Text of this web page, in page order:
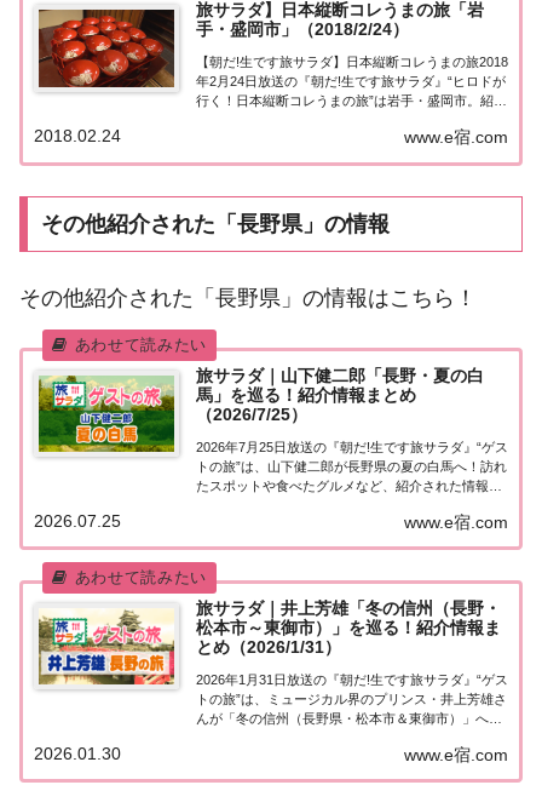
旅サラダ】日本縦断コレうまの旅「岩
手・盛岡市」（2018/2/24）
【朝だ!生です旅サラダ】日本縦断コレうまの旅2018
年2月24日放送の『朝だ!生です旅サラダ』“ヒロドが
行く！日本縦断コレうまの旅”は岩手・盛岡市。紹介
市」「ヒロドが行く！日本縦断コレうまの旅」今週
は岩手・盛岡市へ！ 国内・海外旅行はエ...
www.e宿.com
2018.02.24
その他紹介された「長野県」の情報
その他紹介された「長野県」の情報はこちら！
旅サラダ｜山下健二郎「長野・夏の白
馬」を巡る！紹介情報まとめ
（2026/7/25）
2026年7月25日放送の『朝だ!生です旅サラダ』“ゲス
トの旅”は、山下健二郎が長野県の夏の白馬へ！訪れ
たスポットや食べたグルメなど、紹介された情報を
「長野県」夏の白馬今日の“ゲストの旅”は三代目 J
SOUL BROTHERSのパフ...
www.e宿.com
2026.07.25
旅サラダ｜井上芳雄「冬の信州（長野・
松本市～東御市）」を巡る！紹介情報ま
とめ（2026/1/31）
2026年1月31日放送の『朝だ!生です旅サラダ』“ゲス
トの旅”は、ミュージカル界のプリンス・井上芳雄さ
んが「冬の信州（長野県・松本市＆東御市）」へ！
報をまとめました。くわしい情報はこちら！井上芳
雄「長野県・松本市～東御市」今日の“ゲ...
www.e宿.com
2026.01.30